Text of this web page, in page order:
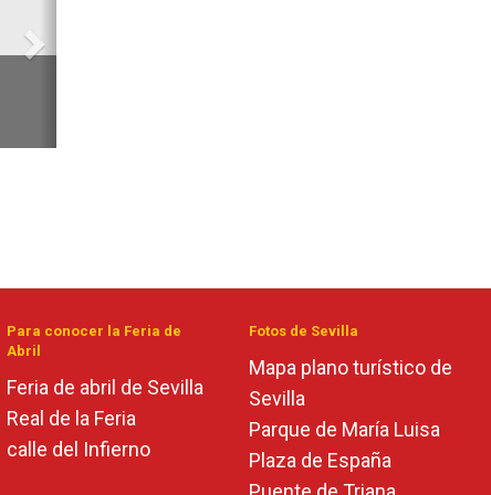
Para conocer la Feria de
Abril
Feria de abril de Sevilla
Real de la Feria
calle del Infierno
Fotos de Sevilla
Mapa plano turístico de
Sevilla
Parque de María Luisa
Plaza de España